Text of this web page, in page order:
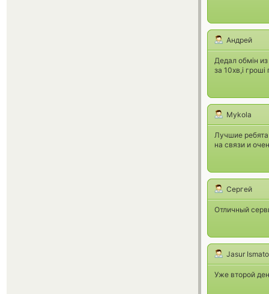
Андрей
Дедал обмін
за 10хв,і
Mykola
Лучшие
на связи и
Сергей
Отличный
Jasur
Уже второй